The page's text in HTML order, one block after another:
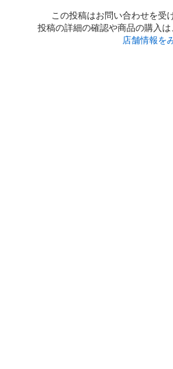
この投稿はお問い合わせを受
投稿の詳細の確認や商品の購入は
店舗情報を